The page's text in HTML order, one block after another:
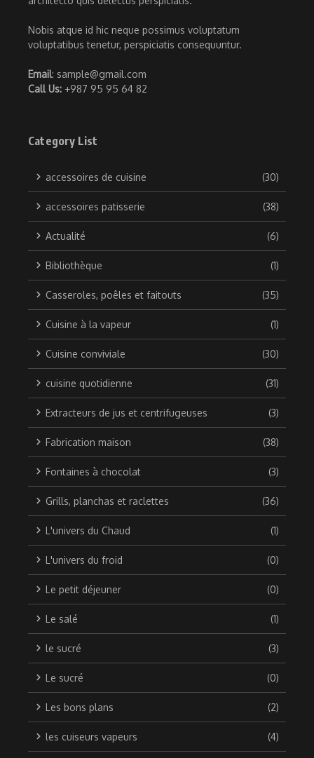
Nobis atque id hic neque possimus voluptatum
voluptatibus tenetur, perspiciatis consequuntur.
Email: sample@gmail.com
Call Us: +987 95 95 64 82
Category List
accessoires de cuisine (30)
accessoires patisserie (38)
Actualité (6)
Bibliothèque (1)
Casseroles, poêles et faitouts (35)
Cuisine à la vapeur (1)
Cuisine conviviale (30)
cuisine quotidienne (31)
Extracteurs de jus et centrifugeuses (3)
Fabrication maison (38)
Fontaines à chocolat (3)
Grills, planchas et raclettes (36)
L'univers du Chaud (1)
L'univers du froid (0)
Le petit déjeuner (0)
Le salé (1)
le sucré (3)
Le sucré (0)
Les bons plans (2)
les cuiseurs vapeurs (4)